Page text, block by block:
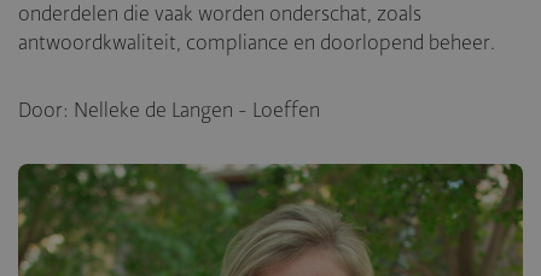
onderdelen die vaak worden onderschat, zoals
antwoordkwaliteit, compliance en doorlopend beheer.
Door: Nelleke de Langen - Loeffen